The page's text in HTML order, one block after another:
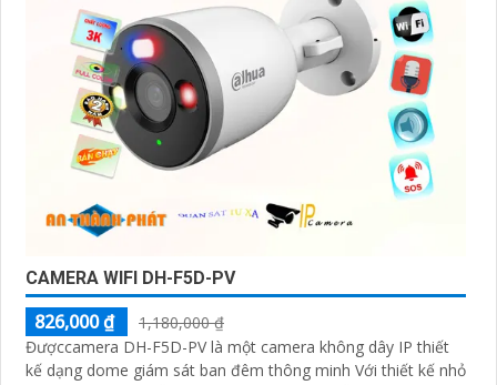
CAMERA WIFI DH-F5D-PV
826,000 ₫
1,180,000 ₫
Đượccamera DH-F5D-PV là một camera không dây IP thiết
kế dạng dome giám sát ban đêm thông minh Với thiết kế nhỏ